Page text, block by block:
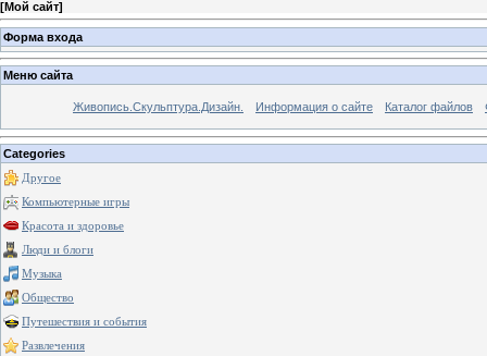
[Мой сайт]
Форма входа
Меню сайта
Живопись.Скульптура.Дизайн. Информация о сайте Каталог файлов
Categories
Другое
Компьютерные игры
Красота и здоровье
Люди и блоги
Музыка
Общество
Путешествия и события
Развлечения